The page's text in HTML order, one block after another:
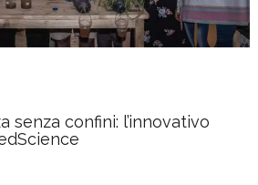
senza confini: l’innovativo